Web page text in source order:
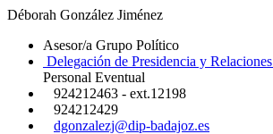
Déborah González Jiménez
Asesor/a Grupo Político
Delegación de Presidencia y
Personal Eventual
924212463 - ext.12198
924212429
dgonzalezj@dip-badajoz.es